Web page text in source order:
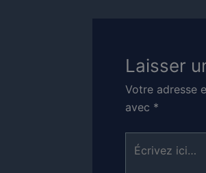
Laisser
Votre adresse
avec *
Écrivez
ici…